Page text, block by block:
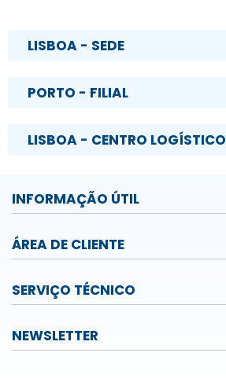
LISBOA - SEDE
PORTO - FILIAL
LISBOA - CENTRO LOGÍSTICO
INFORMAÇÃO ÚTIL
ÁREA DE CLIENTE
SERVIÇO TÉCNICO
NEWSLETTER